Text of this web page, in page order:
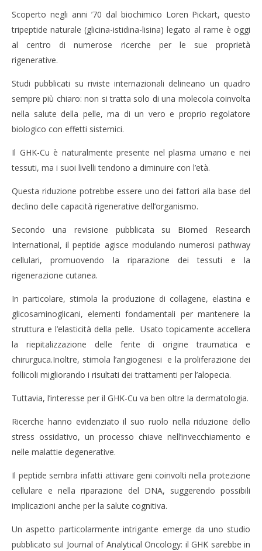
NOW VIEWING
GHK-CU: IL PEPTIDE DELLA RIGENERAZIONE
CUTANEA
Maggio
Massimo
Scoperto negli anni ’70 dal biochimico Loren Pickart, questo
tripeptide naturale (glicina-istidina-lisina) legato al rame è oggi
al centro di numerose ricerche per le sue proprietà
rigenerative.
Studi pubblicati su riviste internazionali delineano un quadro
sempre più chiaro: non si tratta solo di una molecola coinvolta
nella salute della pelle, ma di un vero e proprio regolatore
biologico con effetti sistemici.
Il GHK-Cu è naturalmente presente nel plasma umano e nei
tessuti, ma i suoi livelli tendono a diminuire con l’età.
Questa riduzione potrebbe essere uno dei fattori alla base del
declino delle capacità rigenerative dell’organismo.
Secondo una revisione pubblicata su Biomed Research
International, il peptide agisce modulando numerosi pathway
cellulari, promuovendo la riparazione dei tessuti e la
rigenerazione cutanea.
In particolare, stimola la produzione di collagene, elastina e
glicosaminoglicani, elementi fondamentali per mantenere la
struttura e l’elasticità della pelle. Usato topicamente accellera
la riepitalizzazione delle ferite di origine traumatica e
chirurguca.Inoltre, stimola l’angiogenesi e la proliferazione dei
follicoli migliorando i risultati dei trattamenti per l’alopecia.
Tuttavia, l’interesse per il GHK-Cu va ben oltre la dermatologia.
Ricerche hanno evidenziato il suo ruolo nella riduzione dello
stress ossidativo, un processo chiave nell’invecchiamento e
nelle malattie degenerative.
Il peptide sembra infatti attivare geni coinvolti nella protezione
cellulare e nella riparazione del DNA, suggerendo possibili
implicazioni anche per la salute cognitiva.
Un aspetto particolarmente intrigante emerge da uno studio
pubblicato sul Journal of Analytical Oncology: il GHK sarebbe in